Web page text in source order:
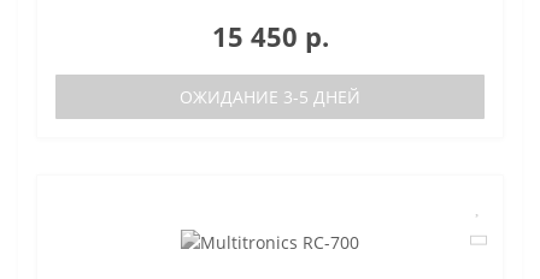
15 450 р.
ОЖИДАНИЕ 3-5 ДНЕЙ